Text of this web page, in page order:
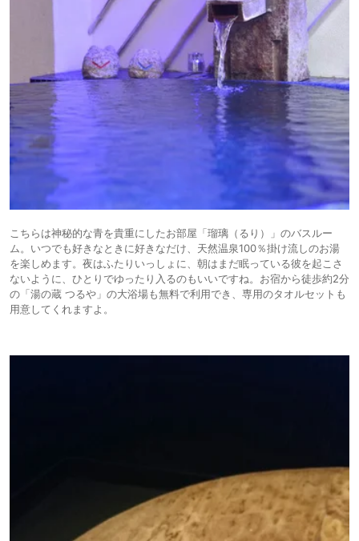
こちらは神秘的な青を貴重にしたお部屋「瑠璃（るり）」のバスルー
ム。いつでも好きなときに好きなだけ、天然温泉100％掛け流しのお湯
を楽しめます。夜はふたりいっしょに、朝はまだ眠っている彼を起こさ
ないように、ひとりでゆったり入るのもいいですね。お宿から徒歩約2分
の「湯の蔵 つるや」の大浴場も無料で利用でき、専用のタオルセットも
用意してくれますよ。